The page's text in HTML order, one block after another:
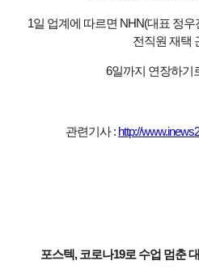
1일 업계에 따르면 NHN(대표 정
전직원 재택
6일까지 연장하기
관련기사 : http://
포스텍, 코로나19로 수업 멈춘